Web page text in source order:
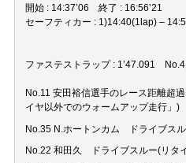
開始 : 14:37’06 終了 : 16:56’21
セーフティカー : 1)14:40(1lap) –
ファステストラップ : 1’47.091
No.11 安田裕信選手のレース距離超
イヤ以外でのウォームアップ走行」)
No.35 N.ホートンカム ドライブス
No.22 和田久 ドライブスルー(リタ